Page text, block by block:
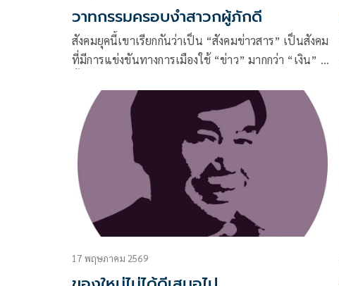
วาทกรรมครอบงำสาวกผู้ภักดี
สังคมยุคนี้เขาเรียกกันว่าเป็น “สังคมข่าวสาร” เป็นสังคม
ที่มีการแข่งขันทางการเมืองใช้ “ข่าว” มากกว่า “เงิน” ดัง
ข่าวในทุกๆ มิติ 1)
17 พฤษภาคม 2569